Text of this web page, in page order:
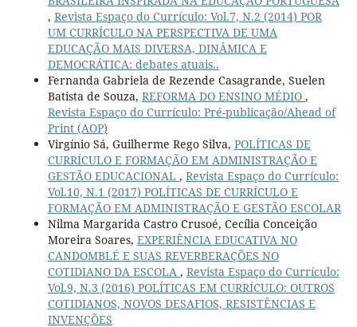
, Revista Espaço do Currículo: Vol.7, N.2 (2014) POR
UM CURRÍCULO NA PERSPECTIVA DE UMA
EDUCAÇÃO MAIS DIVERSA, DINÂMICA E
DEMOCRÁTICA: debates atuais..
Fernanda Gabriela de Rezende Casagrande, Suelen
Batista de Souza, REFORMA DO ENSINO MÉDIO ,
Revista Espaço do Currículo: Pré-publicação/Ahead of
Print (AOP)
Virgínio Sá, Guilherme Rego Silva, POLÍTICAS DE
CURRÍCULO E FORMAÇÃO EM ADMINISTRAÇÃO E
GESTÃO EDUCACIONAL , Revista Espaço do Currículo:
Vol.10, N.1 (2017) POLÍTICAS DE CURRÍCULO E
FORMAÇÃO EM ADMINISTRAÇÃO E GESTÃO ESCOLAR
Nilma Margarida Castro Crusoé, Cecília Conceição
Moreira Soares, EXPERIÊNCIA EDUCATIVA NO
CANDOMBLÉ E SUAS REVERBERAÇÕES NO
COTIDIANO DA ESCOLA , Revista Espaço do Currículo:
Vol.9, N.3 (2016) POLÍTICAS EM CURRÍCULO: OUTROS
COTIDIANOS, NOVOS DESAFIOS, RESISTÊNCIAS E
INVENÇÕES